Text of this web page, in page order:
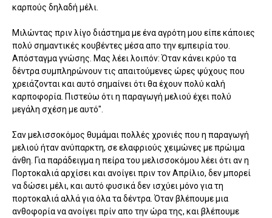
καρπούς δηλαδή μέλι.
Μιλώντας πριν λίγο διάστημα με ένα αγρότη μου είπε κάποιες
πολύ σημαντικές κουβέντες μέσα απο την εμπειρία του.
Απόσταγμα γνώσης. Μας λέει λοιπόν: Όταν κάνει κρύο τα
δέντρα συμπληρώνουν τις απαιτούμενες ώρες ψύχους που
χρειάζονται και αυτό σημαίνει ότι θα έχουν πολύ καλή
καρποφορία. Πιστεύω ότι η παραγωγή μελιού έχει πολύ
μεγάλη σχέση με αυτό".
Σαν μελισσοκόμος θυμάμαι πολλές χρονιές που η παραγωγή
μελιού ήταν ανύπαρκτη, σε ελαφριούς χειμώνες με πρώιμα
άνθη. Για παράδειγμα η πείρα του μελισσοκόμου λέει ότι αν η
Πορτοκαλιά αρχίσει και ανοίγει πριν τον Απρίλιο, δεν μπορεί
να δώσει μέλι, και αυτό φυσικά δεν ισχύει μόνο για τη
πορτοκαλιά αλλά για όλα τα δέντρα. Όταν βλέπουμε μια
ανθοφορία να ανοίγει πρίν απο την ώρα της, και βλέπουμε